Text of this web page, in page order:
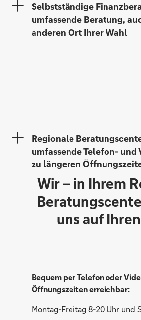
Diana Jetschin
Marco Dräger
Selbstständige
umfassende Beratung,
anderen Ort Ihrer Wahl
Regionale
umfassende Telefon- und
zu längeren
Wir – in Ihrem
uns auf
Bequem per Telefon oder
Öffnungszeiten erreichbar:
Montag-Freitag 8-20 Uhr und